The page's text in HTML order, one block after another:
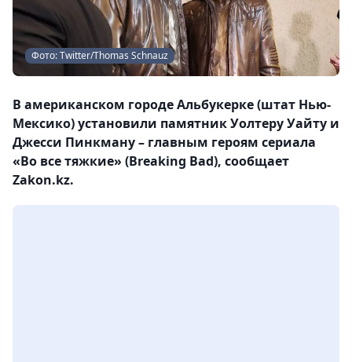
Фото: Twitter/Thomas Schnauz
В американском городе Альбукерке (штат Нью-
Мексико) установили памятник Уолтеру Уайту и
Джесси Пинкману – главным героям сериала
«Во все тяжкие» (Breaking Bad), сообщает
Zakon.kz.